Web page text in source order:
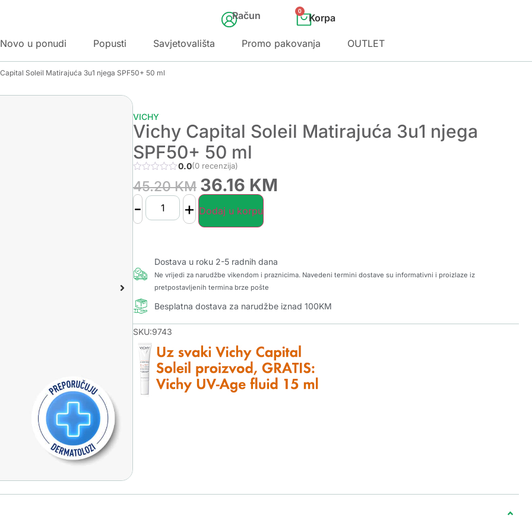
Račun 0
Novo u ponudi Popusti Savjetovališta Promo pakovanja OUTLET
Soleil Matirajuća 3u1 njega SPF50+ 50 ml
VICHY
Vichy Capital Soleil Matirajuća 3u1 njega
SPF50+ 50 ml
0.0(0 recenzija)
45.20KM 36.16 KM
- + Dodaj u korpu
Dostava u roku 2-5 radnih dana
Ne vrijedi za narudžbe vikendom i praznicima. Navedeni termini dostave su informativni i proizlaze iz
pretpostavljenih termina brze pošte
Besplatna dostava za narudžbe iznad 100KM
SKU:9743